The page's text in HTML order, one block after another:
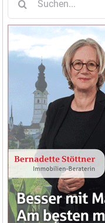
nach: